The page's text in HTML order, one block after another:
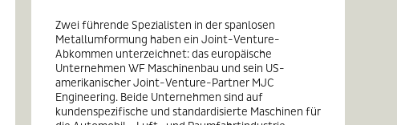
Zwei führende Spezialisten in der spanlosen
Metallumformung haben ein Joint-Venture-
Abkommen unterzeichnet: das europäische
Unternehmen WF Maschinenbau und sein US-
amerikanischer Joint-Venture-Partner MJC
Engineering. Beide Unternehmen sind auf
kundenspezifische und standardisierte Maschinen für